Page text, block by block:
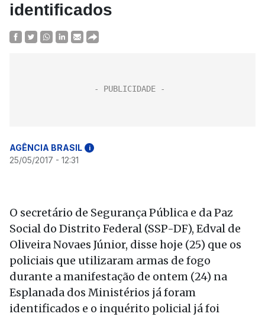
identificados
AGÊNCIA BRASIL i
25/05/2017 - 12:31
O secretário de Segurança Pública e da Paz
Social do Distrito Federal (SSP-DF), Edval de
Oliveira Novaes Júnior, disse hoje (25) que os
policiais que utilizaram armas de fogo
durante a manifestação de ontem (24) na
Esplanada dos Ministérios já foram
identificados e o inquérito policial já foi